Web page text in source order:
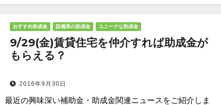
おすすめ助成金 設備系の助成金 ユニークな助成金
9/29(金)賃貸住宅を仲介すれば助成金が
もらえる？
2016年9月30日
最近の興味深い補助金・助成金関連ニュースをご紹介しま